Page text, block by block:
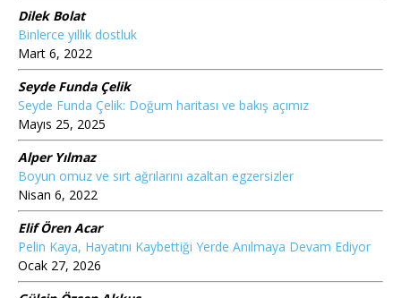
Dilek Bolat
Binlerce yıllık dostluk
Mart 6, 2022
Seyde Funda Çelik
Seyde Funda Çelik: Doğum haritası ve bakış açımız
Mayıs 25, 2025
Alper Yılmaz
Boyun omuz ve sırt ağrılarını azaltan egzersizler
Nisan 6, 2022
Elif Ören Acar
Pelin Kaya, Hayatını Kaybettiği Yerde Anılmaya Devam Ediyor
Ocak 27, 2026